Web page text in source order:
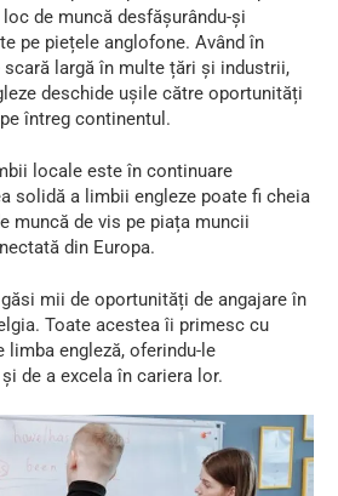
de muncă desfășurându-și
pe piețele anglofone. Având în
scară largă în multe țări și industrii,
deschide ușile către oportunități
întreg continentul.
locale este în continuare
solidă a limbii engleze poate fi cheia
muncă de vis pe piața muncii
din Europa.
mii de oportunități de angajare în
Toate acestea îi primesc cu
limba engleză, oferindu-le
de a excela în cariera lor.